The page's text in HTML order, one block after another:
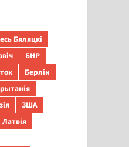
Бяляцкі
БНР
Берлін
ЗША
Латвія